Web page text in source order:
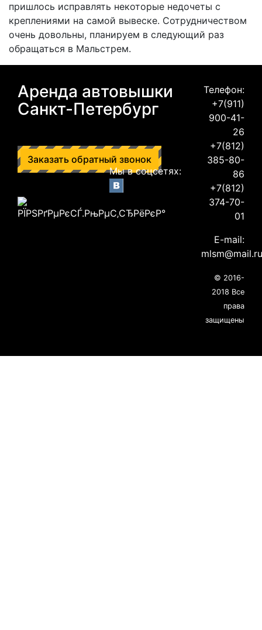
пришлось исправлять некоторые недочеты с
креплениями на самой вывеске. Сотрудничеством
очень довольны, планируем в следующий раз
обращаться в Мальстрем.
Аренда автовышки
Санкт-Петербург
Заказать обратный звонок
Мы в соцсетях:
Телефон:
+7(911)
900-41-
26
+7(812)
385-80-
86
+7(812)
374-70-
01
E-mail:
mlsm@mail.ru
© 2016-
2018 Все
права
защищены